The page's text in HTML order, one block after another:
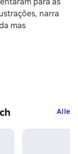
narra
mas
Alle